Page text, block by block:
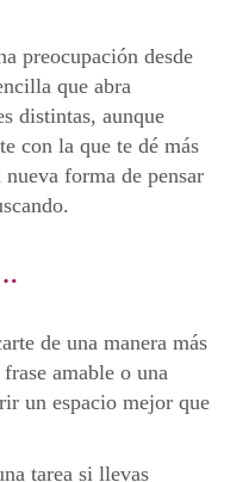
preocupación desde
que abra
distintas, aunque
con la que te dé más
forma de pensar
de una manera más
amable o una
un espacio mejor que
tarea si llevas